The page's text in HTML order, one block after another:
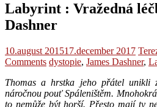
Labyrint : Vražedná
Dashner
10.august 201517.december 2017
Comments dystopie, James Dashner,
Thomas a hrstka jeho přátel unikli
náročnou pouť Spáleništěm.
to nemůže být horší. Přesto mají ty